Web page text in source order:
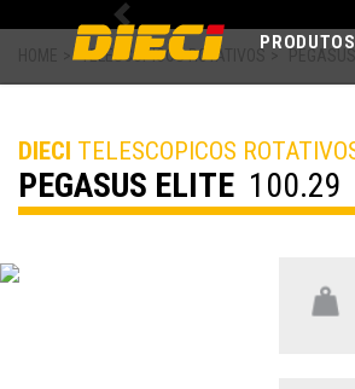
PRODUTOS
Previous
TELESCOPICOS ROTATIVOS
DIECI TELESCOPICOS
PEGASUS ELITE 100.29